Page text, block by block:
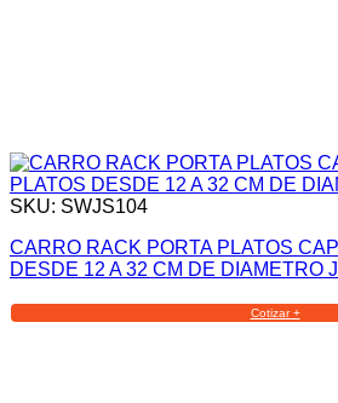
SKU: SWJS104
CARRO RACK PORTA PLATOS
DESDE 12 A 32 CM DE DIAMETRO
Cotizar +